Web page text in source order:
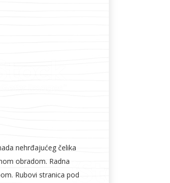
nehrđajućeg čelika
obradom. Radna
Rubovi stranica pod